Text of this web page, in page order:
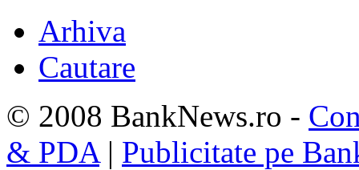
Arhiva
Cautare
© 2008 BankNews.ro -
& PDA| Publicitate pe